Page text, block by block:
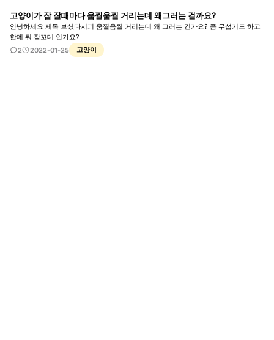
고양이가 잠 잘때마다 움찔움찔 거리는데 왜그러는 걸까요?
안녕하세요 제목 보셨다시피 움찔움찔 거리는데 왜 그러는 건가요? 좀 무섭기도 하고
한데 뭐 잠꼬대 인가요?
2
2022-01-25 고양이